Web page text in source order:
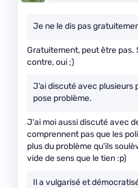
Je ne le dis pas
Gratuitement, peut être pas.
contre, oui ;)
J’ai discuté avec plusieurs
pose problème.
J'ai moi aussi discuté avec
comprennent pas que les
plus du problème qu'ils
vide de sens que le tien :p)
Il a vulgarisé et